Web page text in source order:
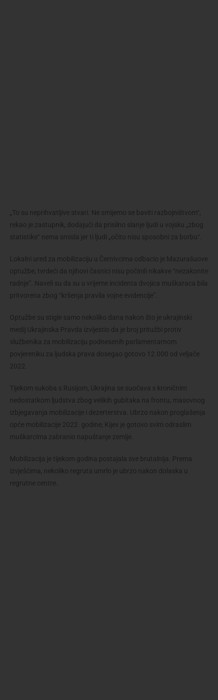
„To su neprihvatljive stvari. Ne smijemo se baviti razbojništvom“,
rekao je zastupnik, dodajući da prisilno slanje ljudi u vojsku „zbog
statistike“ nema smisla jer ti ljudi „očito nisu sposobni za borbu“.
Lokalni ured za mobilizaciju u Černivcima odbacio je Mazurašuove
optužbe, tvrdeći da njihovi časnici nisu počinili nikakve “nezakonite
radnje”. Naveli su da su u vrijeme incidenta dvojica muškaraca bila
pritvorena zbog “kršenja pravila vojne evidencije”.
Optužbe su stigle samo nekoliko dana nakon što je ukrajinski
medij Ukrajinska Pravda izvijestio da je broj pritužbi protiv
službenika za mobilizaciju podnesenih parlamentarnom
povjereniku za ljudska prava dosegao gotovo 12.000 od veljače
2022.
Tijekom sukoba s Rusijom, Ukrajina se suočava s kroničnim
nedostatkom ljudstva zbog velikih gubitaka na frontu, masovnog
izbjegavanja mobilizacije i dezerterstva. Ubrzo nakon proglašenja
opće mobilizacije 2022. godine, Kijev je gotovo svim odraslim
muškarcima zabranio napuštanje zemlje.
Mobilizacija je tijekom godina postajala sve brutalnija. Prema
izvješćima, nekoliko regruta umrlo je ubrzo nakon dolaska u
regrutne centre.